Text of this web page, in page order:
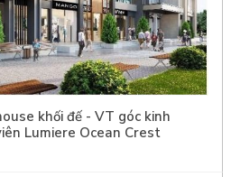
khối đế - VT góc kinh
Lumiere Ocean Crest